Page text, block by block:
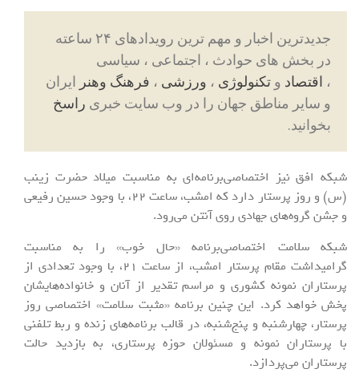
جدیدترین اخبار و مهم ترین رویدادهای ۲۴ ساعته
در بخش های حوادث ، اجتماعی ، سیاسی
، اقتصاد و تکنولوژی ، ورزشی ، فرهنگ وهنر ایران
و سایر مناطق جهان را در وب سایت خبری راسخ
بخوانید.
شبکه افق نیز اختصاصی‌برنامه‌ای به مناسبت میلاد حضرت زینب
(س) و روز پرستار دارد که امشب، ساعت 22، با وجود حسین رفیعی
و جشن گروه‌های جهادی روی آنتن می‌رود.
شبکه سلامت اختصاصی‌برنامه «حال خوب» را به مناسبت
گرامیداشت مقام پرستار امشب، از ساعت 21، با وجود تعدادی از
پرستاران نمونه کشوری و مراسم تقدیر از آنان و خانواده‌هایشان
پخش خواهد کرد. این چنین برنامه «مثبت سلامت» اختصاصی روز
پرستار، چهارشنبه و پنج‌شنبه، در قالب برنامه‌های زنده و ربط تلفنی
با پرستاران نمونه و مسئولان حوزه پرستاری، به بازدید حالت
پرستاران می‌پردازد.